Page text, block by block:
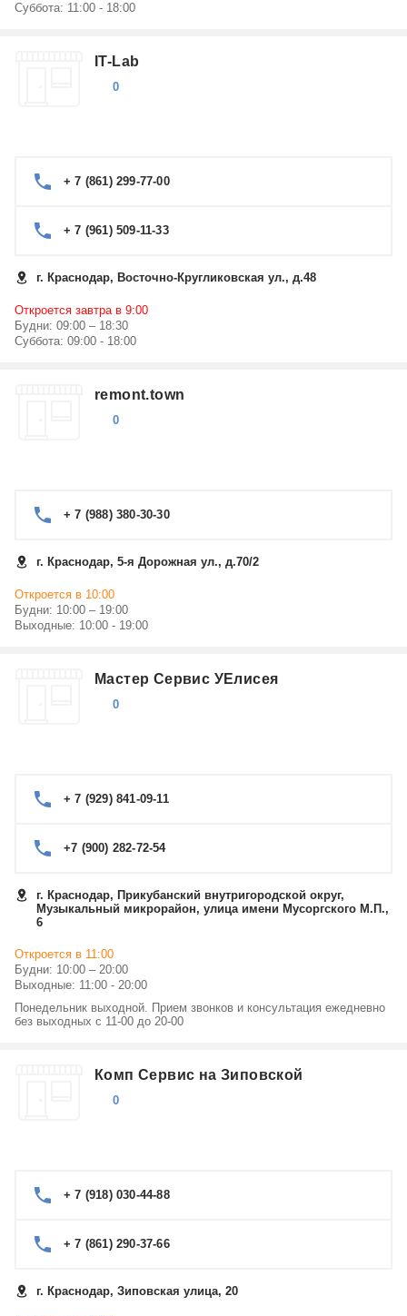
Суббота: 11:00 - 18:00
IT-Lab
0
+ 7 (861) 299-77-00
+ 7 (961) 509-11-33
г. Краснодар, Восточно-Кругликовская ул., д.48
Откроется завтра в 9:00
Будни: 09:00 – 18:30
Суббота: 09:00 - 18:00
remont.town
0
+ 7 (988) 380-30-30
г. Краснодар, 5-я Дорожная ул., д.70/2
Откроется в 10:00
Будни: 10:00 – 19:00
Выходные: 10:00 - 19:00
Мастер Сервис УЕлисея
0
+ 7 (929) 841-09-11
+7 (900) 282-72-54
г. Краснодар, Прикубанский внутригородской округ,
Музыкальный микрорайон, улица имени Мусоргского М.П.,
6
Откроется в 11:00
Будни: 10:00 – 20:00
Выходные: 11:00 - 20:00
Понедельник выходной. Прием звонков и консультация ежедневно
без выходных с 11-00 до 20-00
Комп Сервис на Зиповской
0
+ 7 (918) 030-44-88
+ 7 (861) 290-37-66
г. Краснодар, Зиповская улица, 20